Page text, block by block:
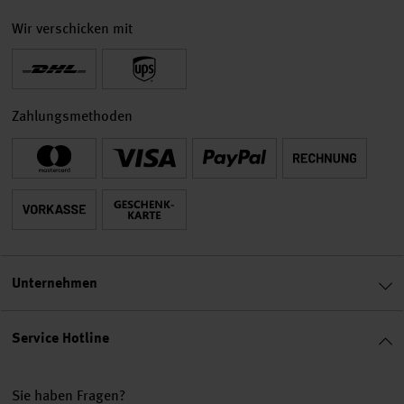
Service Hotline
Sie haben Fragen?
Wir verschicken mit
Zahlungsmethoden
Unternehmen